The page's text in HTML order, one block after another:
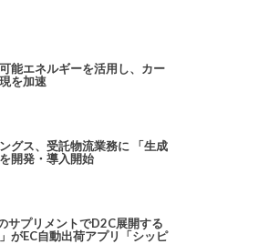
能エネルギーを活用し、カー
を加速
グス、受託物流業務に 「生成
開発・導入開始
サプリメントでD2C展開する
がEC自動出荷アプリ「シッピ